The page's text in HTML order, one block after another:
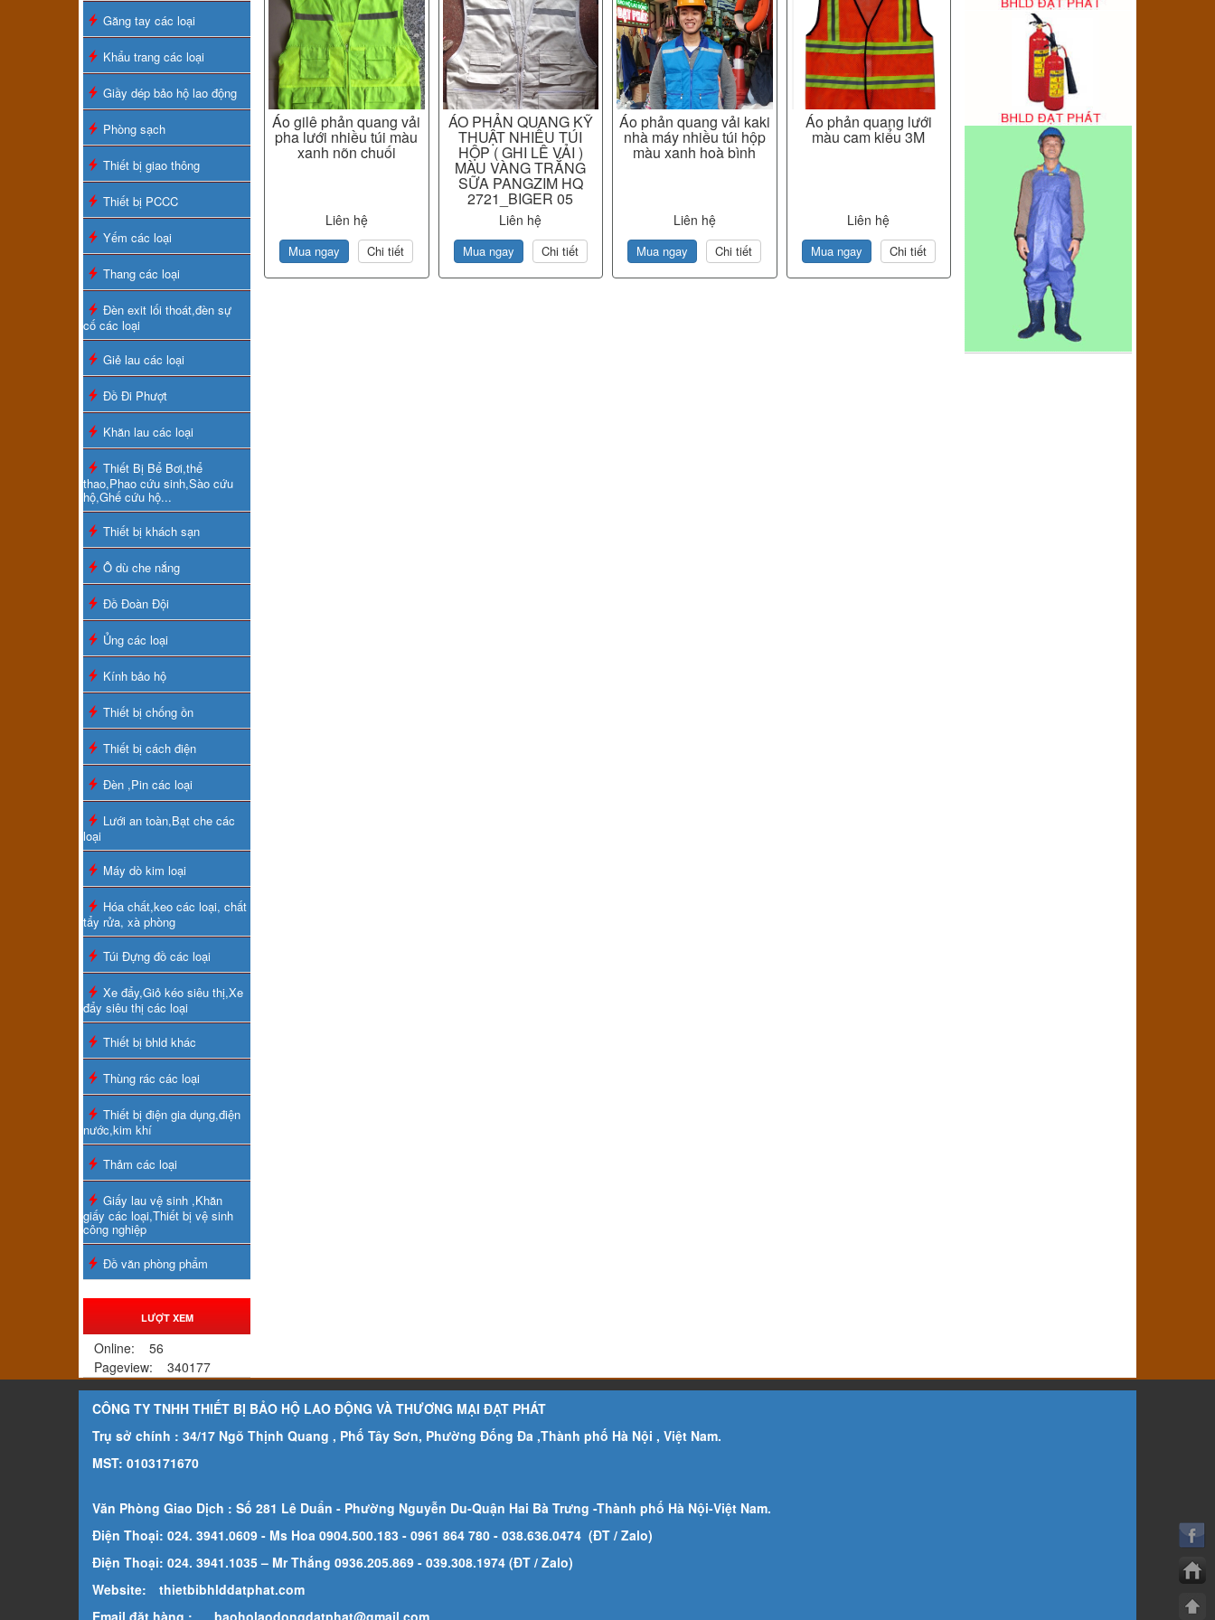
Găng tay các loại
Khẩu trang các loại
Giầy dép bảo hộ lao động
Phòng sạch
Thiết bị giao thông
Thiết bị PCCC
Yếm các loại
Thang các loại
Đèn exit lối thoát,đèn sự
cố các loại
Giẻ lau các loại
Đồ Đi Phượt
Khăn lau các loại
Thiết Bị Bể Bơi,thể
thao,Phao cứu sinh,Sào cứu
hộ,Ghế cứu hộ...
Thiết bị khách sạn
Ô dù che nắng
Đồ Đoàn Đội
Ủng các loại
Kính bảo hộ
Thiết bị chống ồn
Thiết bị cách điện
Đèn ,Pin các loại
Lưới an toàn,Bạt che các
loại
Máy dò kim loại
Hóa chất,keo các loại, chất
tẩy rửa, xà phòng
Túi Đựng đồ các loại
Xe đẩy,Giỏ kéo siêu thị,Xe
đẩy siêu thị các loại
Thiết bị bhld khác
Thùng rác các loại
Thiết bị điện gia dụng,điện
nước,kim khí
Thảm các loại
Giấy lau vệ sinh ,Khăn
giấy các loại,Thiết bị vệ sinh
công nghiệp
Đồ văn phòng phẩm
LƯỢT XEM
Online:
56
Pageview:
340177
Áo gilê phản quang vải
pha lưới nhiều túi màu
xanh nõn chuối
Liên hệ
Mua ngay Chi tiết
ÁO PHẢN QUANG KỸ
THUẬT NHIỀU TÚI
HỘP ( GHI LÊ VẢI )
MÀU VÀNG TRẮNG
SỮA PANGZIM HQ
2721_BIGER 05
Liên hệ
Mua ngay Chi tiết
Áo phản quang vải kaki
nhà máy nhiều túi hộp
màu xanh hoà bình
Liên hệ
Mua ngay Chi tiết
Áo phản quang lưới
màu cam kiểu 3M
Liên hệ
Mua ngay Chi tiết
CÔNG TY TNHH THIẾT BỊ BẢO HỘ LAO ĐỘNG VÀ THƯƠNG MẠI ĐẠT PHÁT
Trụ sở chính : 34/17 Ngõ Thịnh Quang , Phố Tây Sơn, Phường Đống Đa ,Thành phố Hà Nội , Việt Nam.
MST: 0103171670
Văn Phòng Giao Dịch : Số 281 Lê Duẩn - Phường Nguyễn Du-Quận Hai Bà Trưng -Thành phố Hà Nội-Việt Nam.
Điện Thoại: 024. 3941.0609 - Ms Hoa 0904.500.183 - 0961 864 780 - 038.636.0474 (ĐT / Zalo)
Điện Thoại: 024. 3941.1035 – Mr Thắng 0936.205.869 - 039.308.1974 (ĐT / Zalo)
Website:
thietbibhlddatphat.com
Email đặt hàng : baoholaodongdatphat@gmail.com